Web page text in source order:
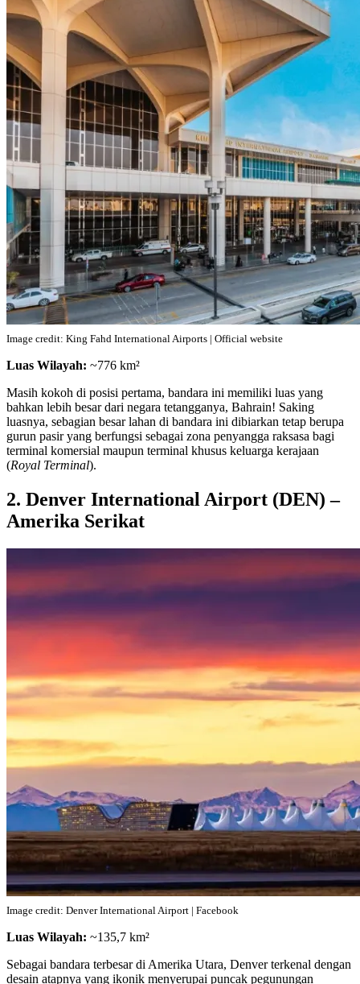
Image credit: King Fahd International Airports | Official website
Luas Wilayah: ~776 km²
Masih kokoh di posisi pertama, bandara ini memiliki luas yang
bahkan lebih besar dari negara tetangganya, Bahrain! Saking
luasnya, sebagian besar lahan di bandara ini dibiarkan tetap berupa
gurun pasir yang berfungsi sebagai zona penyangga raksasa bagi
terminal komersial maupun terminal khusus keluarga kerajaan
(Royal Terminal).
2. Denver International Airport (DEN) –
Amerika Serikat
Image credit: Denver International Airport | Facebook
Luas Wilayah: ~135,7 km²
Sebagai bandara terbesar di Amerika Utara, Denver terkenal dengan
desain atapnya yang ikonik menyerupai puncak pegunungan